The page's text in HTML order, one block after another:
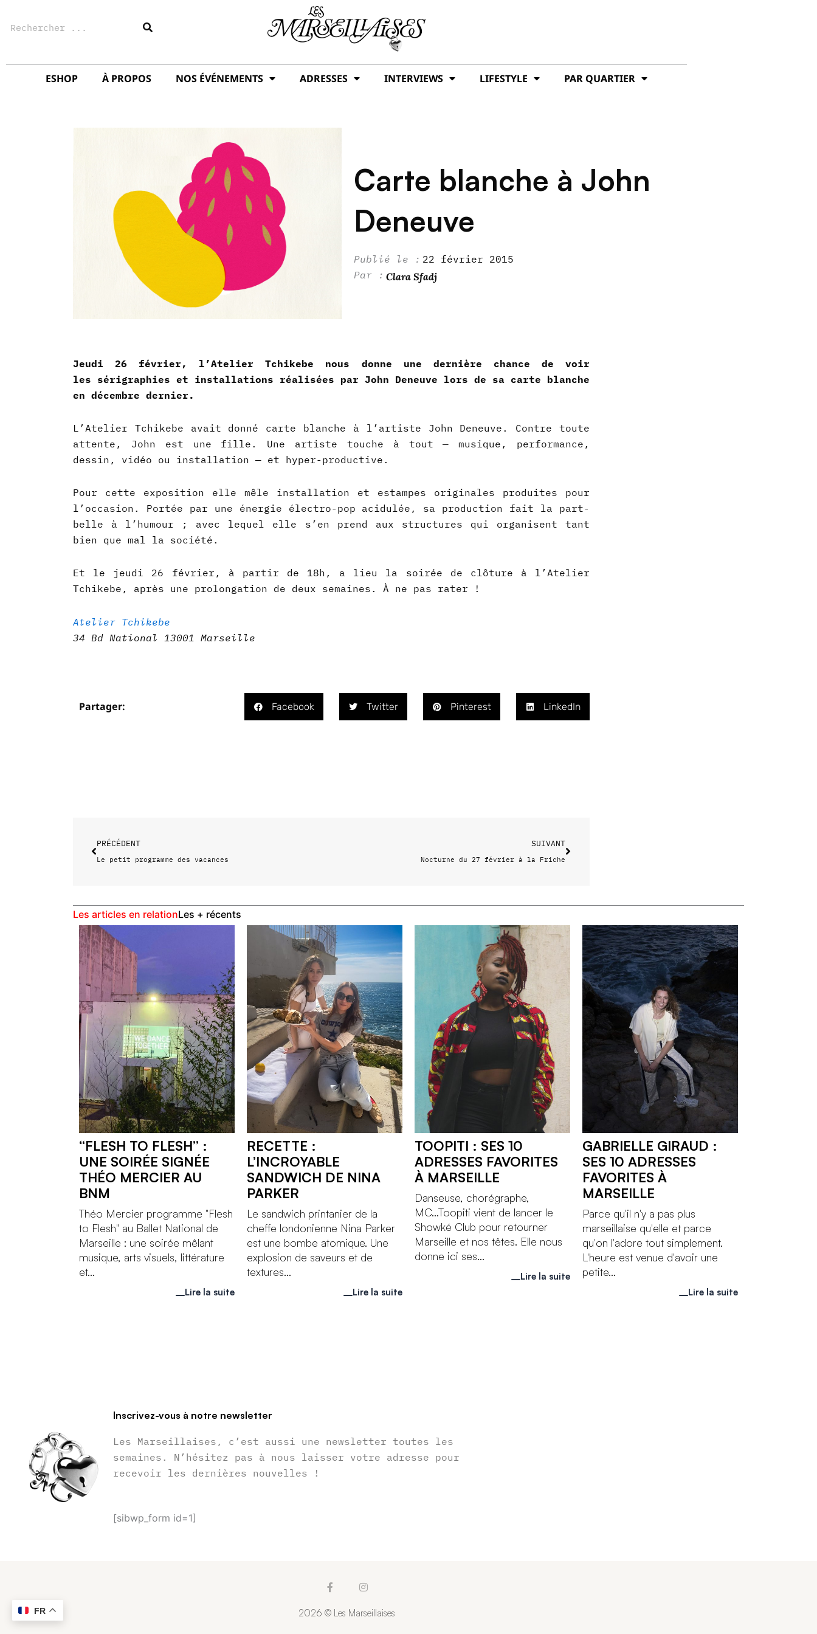
ESHOP À PROPOS NOS ÉVÉNEMENTS ADRESSES INTERVIEWS LIFESTYLE PAR QUARTIER
Carte blanche à John
Deneuve
22 février 2015
Clara Sfadj
Jeudi 26 février, l’Atelier Tchikebe nous donne une dernière chance de voir
les sérigraphies et installations réalisées par John Deneuve lors de sa carte blanche
en décembre dernier.
L’Atelier Tchikebe avait donné carte blanche à l’artiste John Deneuve. Contre toute
attente, John est une fille. Une artiste touche à tout — musique, performance,
dessin, vidéo ou installation — et hyper-productive.
Pour cette exposition elle mêle installation et estampes originales produites pour
l’occasion. Portée par une énergie électro-pop acidulée, sa production fait la part-
belle à l’humour ; avec lequel elle s’en prend aux structures qui organisent tant
bien que mal la société.
Et le jeudi 26 février, à partir de 18h, a lieu la soirée de clôture à l’Atelier
Tchikebe, après une prolongation de deux semaines. À ne pas rater !
Atelier Tchikebe
34 Bd National 13001 Marseille
Partager: Facebook Twitter Pinterest LinkedIn
PRÉCÉDENT
Le petit programme des vacances
SUIVANT
Nocturne du 27 février à la Friche
Les articles en relationLes + récents
“FLESH TO FLESH” :
UNE SOIRÉE SIGNÉE
THÉO MERCIER AU
BNM
Théo Mercier programme "Flesh
to Flesh" au Ballet National de
Marseille : une soirée mêlant
musique, arts visuels, littérature
et...
Lire la suite
RECETTE :
L’INCROYABLE
SANDWICH DE NINA
PARKER
Le sandwich printanier de la
cheffe londonienne Nina Parker
est une bombe atomique. Une
explosion de saveurs et de
textures...
Lire la suite
TOOPITI : SES 10
ADRESSES FAVORITES
À MARSEILLE
Danseuse, chorégraphe,
MC...Toopiti vient de lancer le
Showké Club pour retourner
Marseille et nos têtes. Elle nous
donne ici ses...
Lire la suite
GABRIELLE GIRAUD :
SES 10 ADRESSES
FAVORITES À
MARSEILLE
Parce qu'il n'y a pas plus
marseillaise qu'elle et parce
qu'on l'adore tout simplement.
L'heure est venue d'avoir une
petite...
Lire la suite
Inscrivez-vous à notre newsletter
Les Marseillaises, c’est aussi une newsletter toutes les
semaines. N’hésitez pas à nous laisser votre adresse pour
recevoir les dernières nouvelles !
[sibwp_form id=1]
F
a
e
I
n
t
2026 © Les Marseillaises
FR